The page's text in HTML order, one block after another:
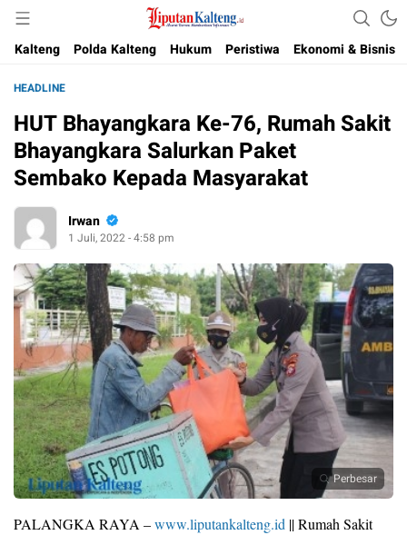
Liputan Kalteng
Akurat, Terpercaya & Independent
Kalteng
Polda Kalteng Hukum Peristiwa Ekonomi & Bisnis
HEADLINE
HUT Bhayangkara Ke-76, Rumah Sakit
Bhayangkara Salurkan Paket
Sembako Kepada Masyarakat
Irwan
1 Juli, 2022 - 4:58 pm
Perbesar
PALANGKA RAYA –www.liputankalteng.id || Rumah Sakit